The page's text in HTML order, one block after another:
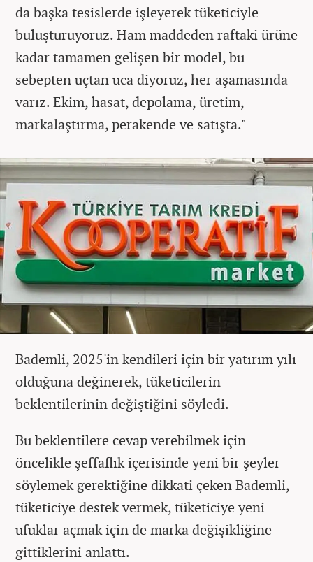
da başka tesislerde işleyerek tüketiciyle
buluşturuyoruz. Ham maddeden raftaki ürüne
kadar tamamen gelişen bir model, bu
sebepten uçtan uca diyoruz, her aşamasında
varız. Ekim, hasat, depolama, üretim,
markalaştırma, perakende ve satışta."
Bademli, 2025'in kendileri için bir yatırım yılı
olduğuna değinerek, tüketicilerin
beklentilerinin değiştiğini söyledi.
Bu beklentilere cevap verebilmek için
öncelikle şeffaflık içerisinde yeni bir şeyler
söylemek gerektiğine dikkati çeken Bademli,
tüketiciye destek vermek, tüketiciye yeni
ufuklar açmak için de marka değişikliğine
gittiklerini anlattı.